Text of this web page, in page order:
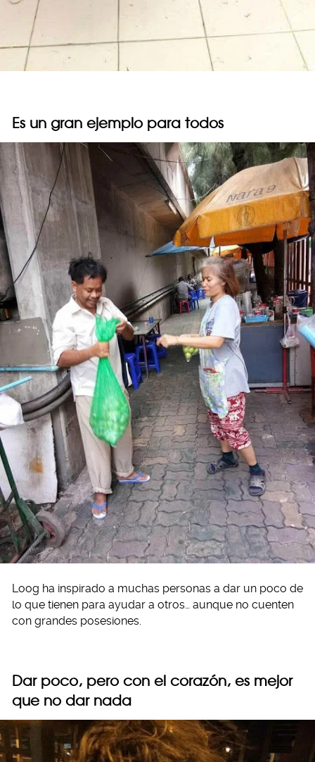
Es un gran ejemplo para todos
Loog ha inspirado a muchas personas a dar un poco de
lo que tienen para ayudar a otros… aunque no cuenten
con grandes posesiones.
Dar poco, pero con el corazón, es mejor
que no dar nada